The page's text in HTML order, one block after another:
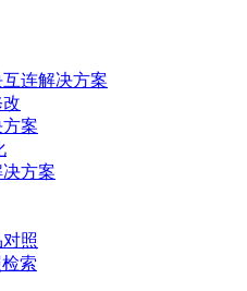
连解决方案
案
方案
照
索